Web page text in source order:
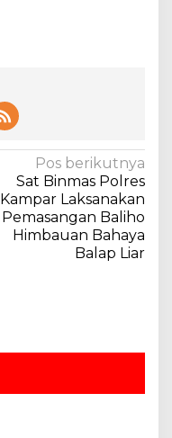
Pos berikutnya
Sat Binmas Polres
Kampar Laksanakan
Pemasangan Baliho
Himbauan Bahaya
Balap Liar